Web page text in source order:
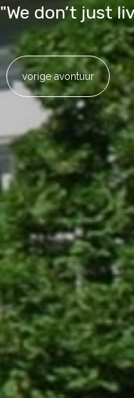
"We don’t just
vorige avontuur